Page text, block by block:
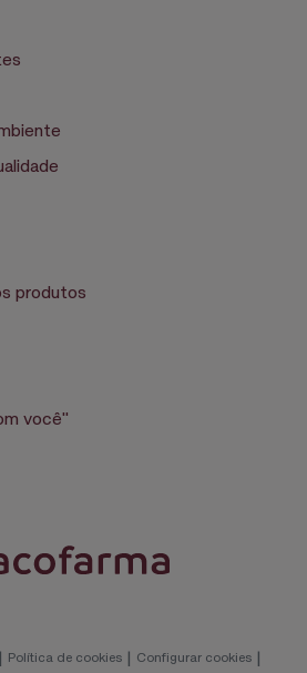
produtos
você"
Política de cookies| Configurar cookies|